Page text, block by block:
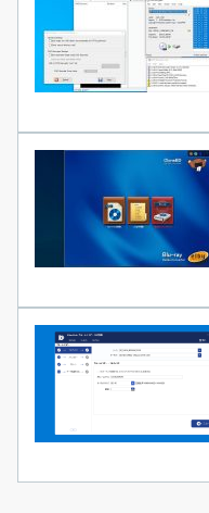
また、一般的なビデオフ
換する動画変換の機能も備
験版終了後に利用できなく
無料で使える DVD コ
DVDFab HD Decrypter は
しているコピー／リッピン
版としてインストールされ
き無料で利用できます。
3.変換
「変換 」では、動画フ